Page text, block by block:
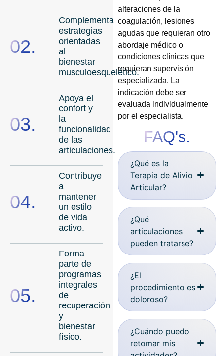
02.
Complementa
estrategias
orientadas
al
bienestar
musculoesquelético.
03.
Apoya el
confort y
la
funcionalidad
de las
articulaciones.
04.
Contribuye
a
mantener
un estilo
de vida
activo.
05.
Forma
parte de
programas
integrales
de
recuperación
y
bienestar
físico.
alteraciones de la
coagulación, lesiones
agudas que requieran otro
abordaje médico o
condiciones clínicas que
requieran supervisión
especializada. La
indicación debe ser
evaluada individualmente
por el especialista.
FAQ's.
¿Qué es la
Terapia de Alivio
Articular?
¿Qué
articulaciones
pueden tratarse?
¿El
procedimiento es
doloroso?
¿Cuándo puedo
retomar mis